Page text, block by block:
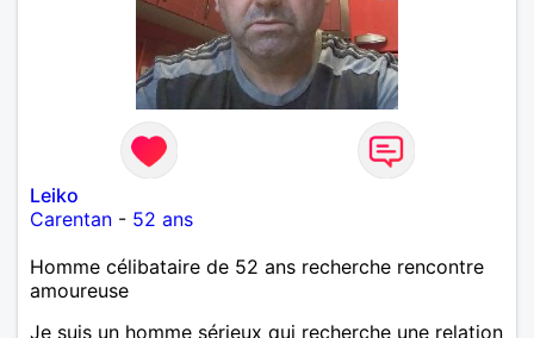
Leiko
Carentan - 52 ans
Homme célibataire de 52 ans recherche rencontre
amoureuse
Je suis un homme sérieux qui recherche une relation